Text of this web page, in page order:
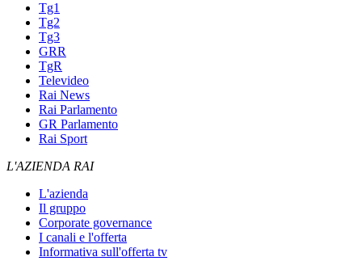
Tg1
Tg2
Tg3
GRR
TgR
Televideo
Rai News
Rai Parlamento
GR Parlamento
Rai Sport
L'AZIENDA RAI
L'azienda
Il gruppo
Corporate governance
I canali e l'offerta
Informativa sull'offerta tv